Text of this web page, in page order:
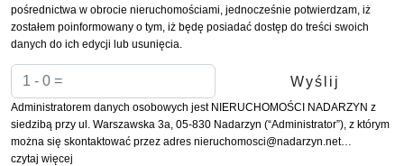
pośrednictwa w obrocie nieruchomościami, jednocześnie potwierdzam, iż
zostałem poinformowany o tym, iż będę posiadać dostęp do treści swoich
danych do ich edycji lub usunięcia.
Administratorem danych osobowych jest NIERUCHOMOŚCI NADARZYN z
siedzibą przy ul. Warszawska 3a, 05-830 Nadarzyn (“Administrator”), z którym
można się skontaktować przez adres nieruchomosci@nadarzyn.net…
czytaj więcej